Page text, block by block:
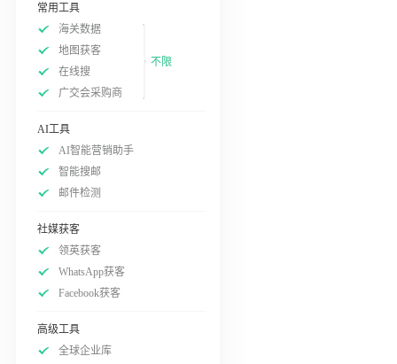
常用工具
海关数据
地图获客
在线搜
广交会采购商
不限
AI工具
AI智能营销助手
智能搜邮
邮件检测
社媒获客
领英获客
WhatsApp获客
Facebook获客
高级工具
全球企业库